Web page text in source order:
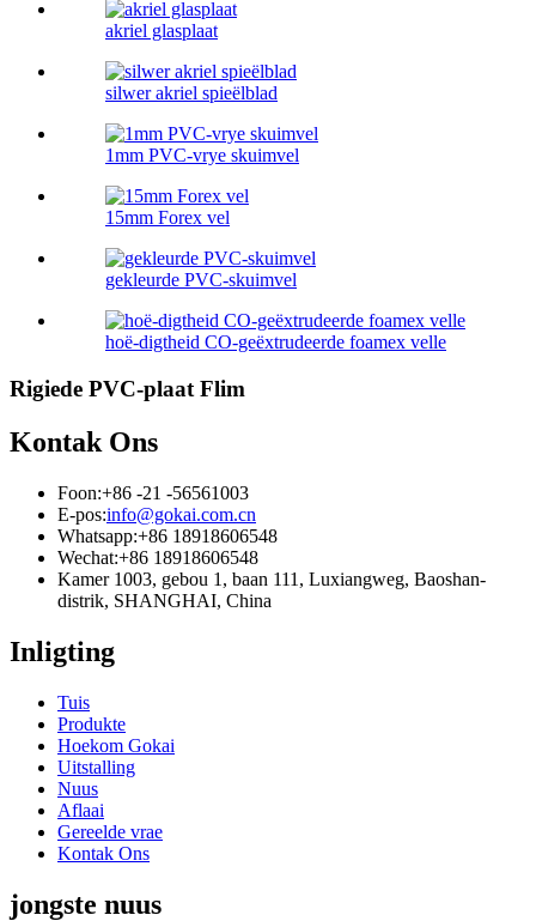
akriel glasplaat
silwer akriel spieëlblad
1mm PVC-vrye skuimvel
15mm Forex vel
gekleurde PVC-skuimvel
hoë-digtheid CO-geëxtrudeerde foamex velle
Rigiede PVC-plaat Flim
Kontak Ons
Foon:+86 -21 -56561003
E-pos:info@gokai.com.cn
Whatsapp:+86 18918606548
Wechat:+86 18918606548
Kamer 1003, gebou 1, baan 111, Luxiangweg, Baoshan-
distrik, SHANGHAI, China
Inligting
Tuis
Produkte
Hoekom Gokai
Uitstalling
Nuus
Aflaai
Gereelde vrae
Kontak Ons
jongste nuus